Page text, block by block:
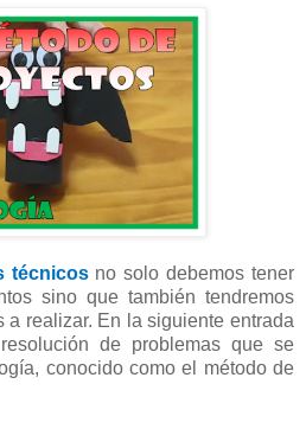
técnicosno solo debemos tener
sino que también tendremos
a realizar. En la siguiente entrada
de problemas que se
conocido como el método de